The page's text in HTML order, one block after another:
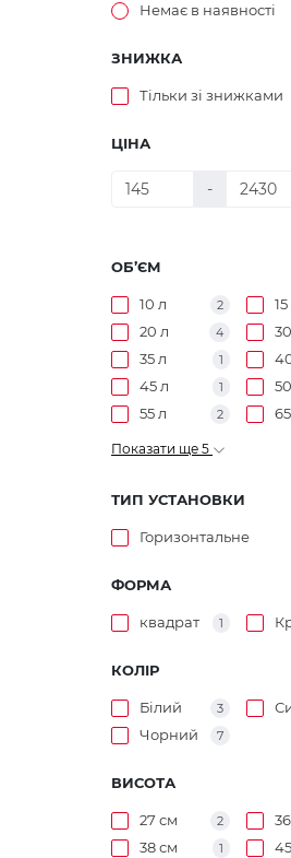
Немає в наявності
ЗНИЖКА
Тільки зі знижками
ЦІНА
-
ОБ’ЄМ
10 л 2
20 л 4
35 л 1
45 л 1
55 л 2
Показати ще 5
ТИП УСТАНОВКИ
Горизонтальне
ФОРМА
квадрат 1
КОЛІР
Білий 3
Чорний 7
ВИСОТА
27 см 2
38 см 1